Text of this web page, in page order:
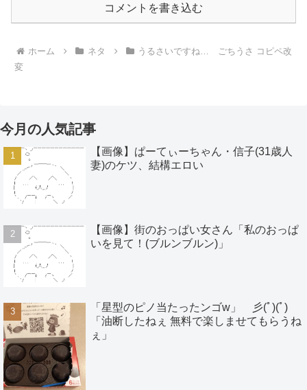
コメントを書き込む
ホーム ネタ
うるさいですね… ごちうさ コピペ改
変
今月の人気記事
【画像】ぱーてぃーちゃん・信子(31歳人
妻)のケツ、結構エロい
【画像】街のおっぱい女さん「私のおっぱ
いを見て！(ブルンブルン)」
「星型のピノ当たったンゴw」 彡(ﾟ)(ﾟ)
「油断したねぇ 無料で楽しませてもらうね
ぇ」